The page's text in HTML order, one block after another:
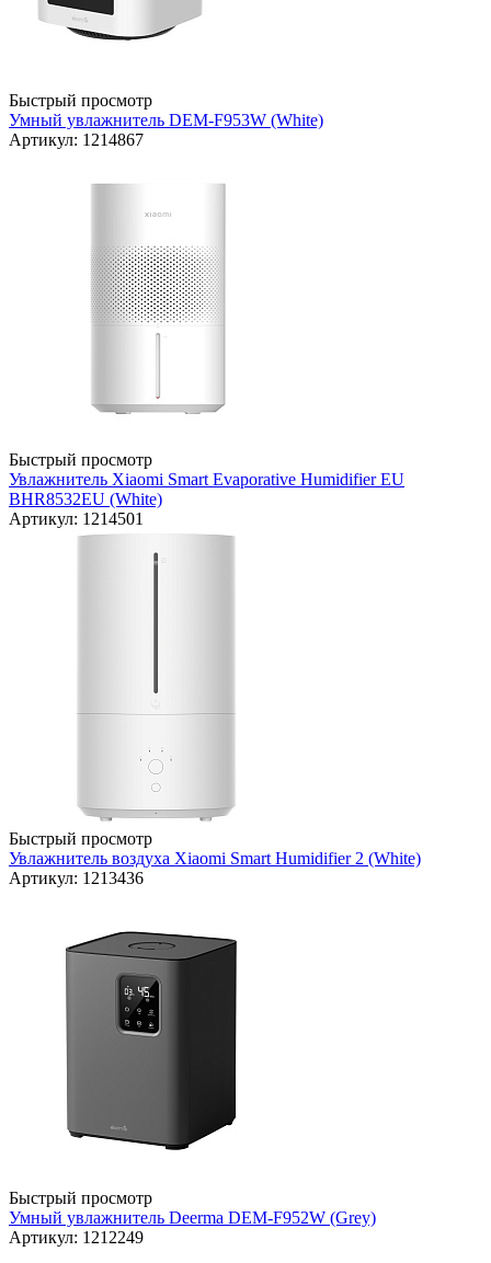
Быстрый просмотр
Умный увлажнитель DEM-F953W (White)
Артикул: 1214867
Быстрый просмотр
Увлажнитель Xiaomi Smart Evaporative Humidifier EU
BHR8532EU (White)
Артикул: 1214501
Быстрый просмотр
Увлажнитель воздуха Xiaomi Smart Humidifier 2 (White)
Артикул: 1213436
Быстрый просмотр
Умный увлажнитель Deerma DEM-F952W (Grey)
Артикул: 1212249